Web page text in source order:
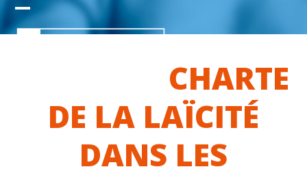
Skip
content
Open
Close
CHARTE
DE LA LAÏCITÉ
DANS LES